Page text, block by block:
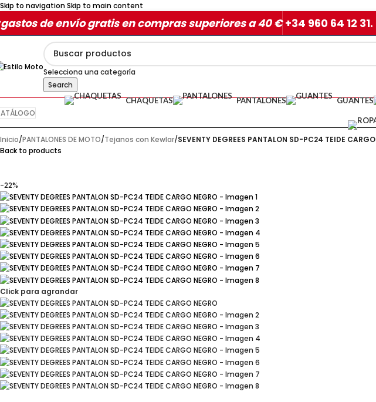
Skip to navigationSkip to main content
de envío gratis en compras superiores a 40 €+34 960 64 12
Selecciona una categoría
Search
CHAQUETAS PANTALONES GUANTES
Inicio/PANTALONES DE MOTO/Tejanos con Kewlar/SEVENTY DEGREES PANTALON SD-PC24 TEIDE
Back to products
-22%
Click para agrandar